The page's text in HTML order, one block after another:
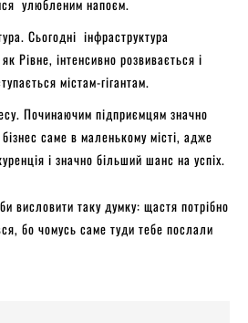
улюбленим напоєм.
Сьогодні інфраструктура
Рівне, інтенсивно розвивається і
містам-гігантам.
Починаючим підприємцям значно
саме в маленькому місті, адже
і значно більший шанс на успіх.
висловити таку думку: щастя потрібно
бо чомусь саме туди тебе послали